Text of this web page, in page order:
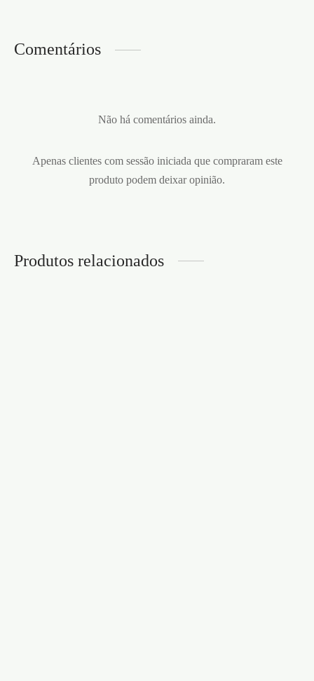
Comentários
Não há comentários ainda.
Apenas clientes com sessão iniciada que compraram este
produto podem deixar opinião.
Produtos relacionados